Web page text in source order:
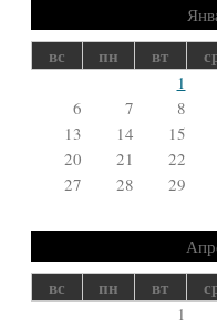
вс пн вт
1
6
7 8
13
14 15
20
21 22
27
28 29
вс пн вт
1